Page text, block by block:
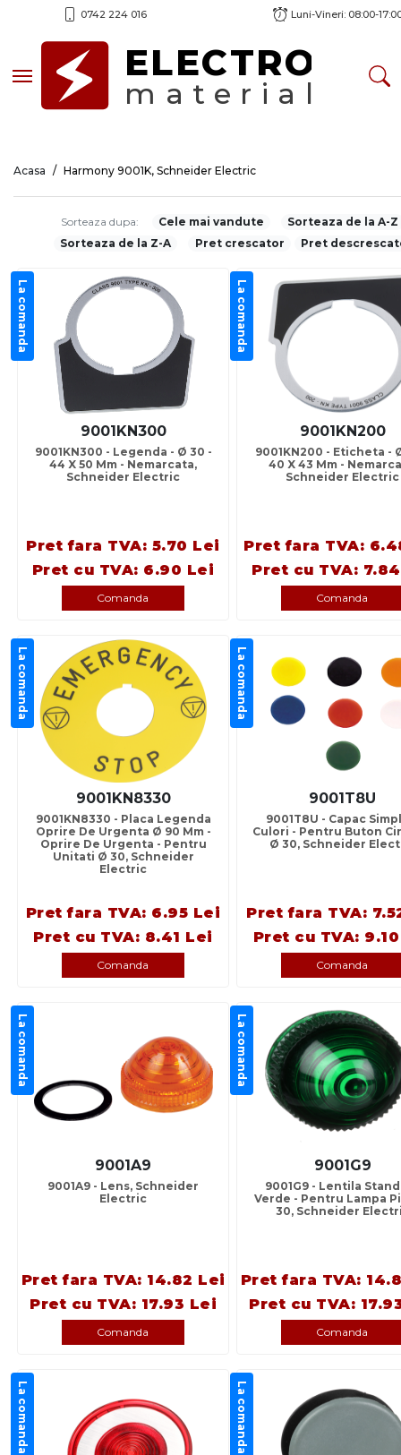
0742 224 016 Luni-Vineri: 08:00-
Toggle navigationELECTRO
material
Acasa Harmony 9001K, Schneider Electric
Sorteaza dupa: Cele mai vandute
Sorteaza de la A-Z
Sorteaza de la Z-A
Pret crescator Pret
La comanda
9001KN300
9001KN300 - Legenda - Ø 30 -
44 X 50 Mm - Nemarcata,
Schneider Electric
Pret fara TVA: 5.70 Lei
Pret cu TVA: 6.90 Lei
Comanda
La comanda
9001KN200
9001KN200 - Eticheta -
40 X 43 Mm -
Schneider Electric
Pret fara TVA:
Pret cu TVA:
Comanda
La comanda
9001KN8330
9001KN8330 - Placa Legenda
Oprire De Urgenta Ø 90 Mm -
Oprire De Urgenta - Pentru
Unitati Ø 30, Schneider
Electric
Pret fara TVA: 6.95 Lei
Pret cu TVA: 8.41 Lei
Comanda
La comanda
9001T8U
9001T8U - Capac
Culori - Pentru Buton
Ø 30, Schneider
Pret fara TVA:
Pret cu TVA:
Comanda
La comanda
9001A9
9001A9 - Lens, Schneider
Electric
Pret fara TVA: 14.82 Lei
Pret cu TVA: 17.93 Lei
Comanda
La comanda
9001G9
9001G9 - Lentila
Verde - Pentru Lampa
30, Schneider
Pret fara TVA:
Pret cu TVA:
Comanda
La comanda La comanda